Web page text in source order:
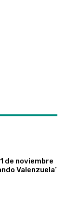
de noviembre
Valenzuela’